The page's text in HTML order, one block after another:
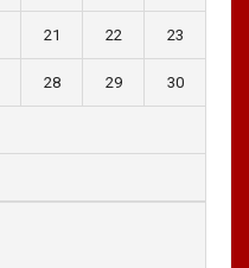
21 22 23
28 29 30